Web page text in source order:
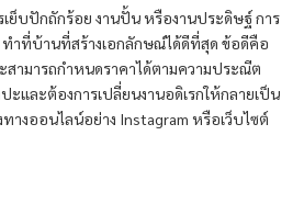
ย็บปักถักร้อย งานปั้น หรืองานประดิษฐ์ การ
ทำที่บ้านที่สร้างเอกลักษณ์ได้ดีที่สุด ข้อดีคือ
ามารถกำหนดราคาได้ตามความประณีต
และต้องการเปลี่ยนงานอดิเรกให้กลายเป็น
างออนไลน์อย่าง Instagram หรือเว็บไซต์